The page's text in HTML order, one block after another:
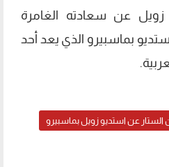
عن سعادته الغامرة
بماسبيرو الذي يعد أحد
الستار عن استديو زويل بماسبيرو